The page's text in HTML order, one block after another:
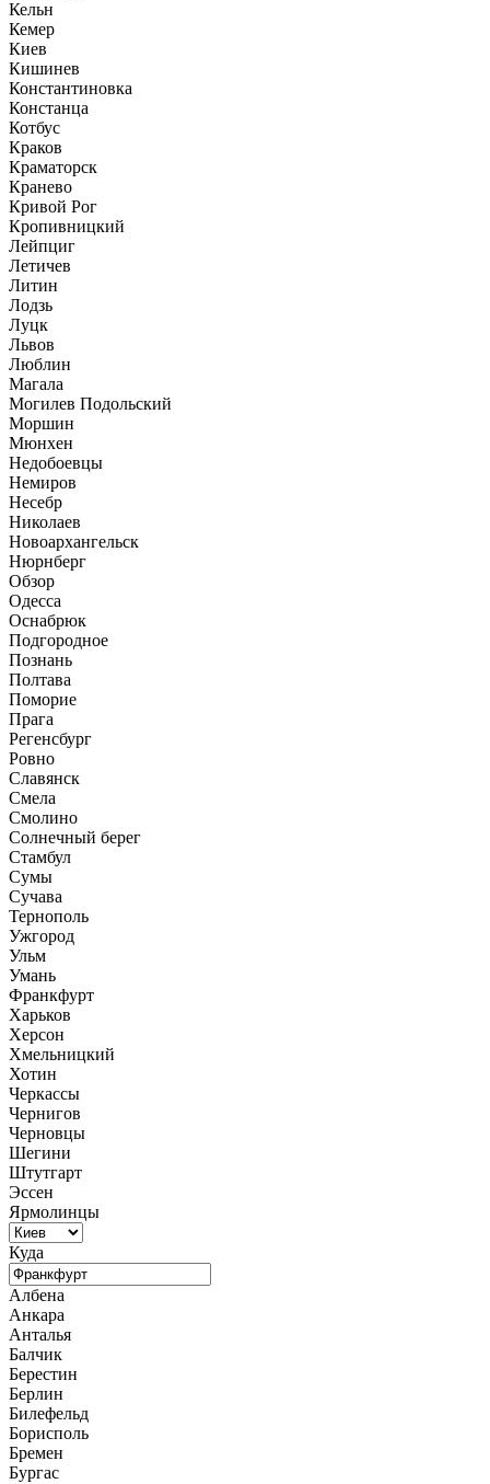
Кельн
Кемер
Киев
Кишинев
Константиновка
Констанца
Котбус
Краков
Краматорск
Кранево
Кривой Рог
Кропивницкий
Лейпциг
Летичев
Литин
Лодзь
Луцк
Львов
Люблин
Магала
Могилев Подольский
Моршин
Мюнхен
Недобоевцы
Немиров
Несебр
Николаев
Новоархангельск
Нюрнберг
Обзор
Одесса
Оснабрюк
Подгородное
Познань
Полтава
Поморие
Прага
Регенсбург
Ровно
Славянск
Смела
Смолино
Солнечный берег
Стамбул
Сумы
Сучава
Тернополь
Ужгород
Ульм
Умань
Франкфурт
Харьков
Херсон
Хмельницкий
Хотин
Черкассы
Чернигов
Черновцы
Шегини
Штутгарт
Эссен
Ярмолинцы
Куда
Албена
Анкара
Анталья
Балчик
Берестин
Берлин
Билефельд
Борисполь
Бремен
Бургас